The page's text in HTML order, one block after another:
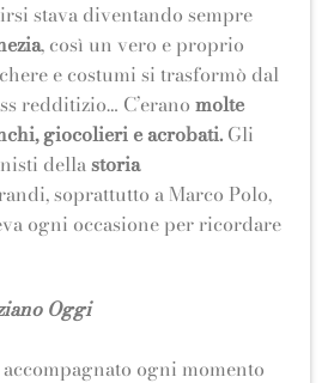
stava diventando sempre
, così un vero e proprio
e costumi si trasformò dal
redditizio… C’erano molte
giocolieri e acrobati. Gli
dellastoria
soprattutto a Marco Polo,
ogni occasione per ricordare
Oggi
ogni momento